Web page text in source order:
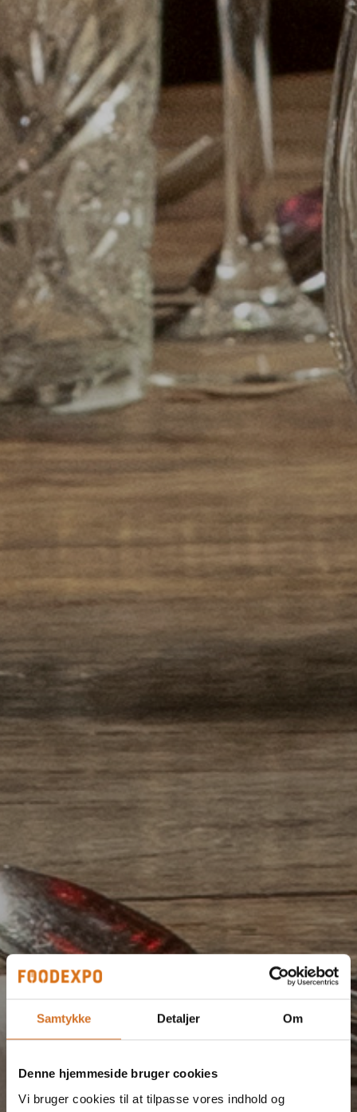
Samtykke Detaljer Om
Denne hjemmeside bruger cookies
Vi bruger cookies til at tilpasse vores indhold og